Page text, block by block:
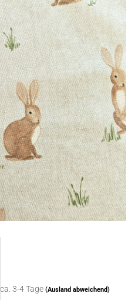
ca. 3-4 Tage (Ausland abweichend)